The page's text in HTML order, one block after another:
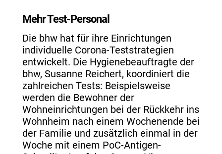
Mehr Test-Personal
Die bhw hat für ihre Einrichtungen
individuelle Corona-Teststrategien
entwickelt. Die Hygienebeauftragte der
bhw, Susanne Reichert, koordiniert die
zahlreichen Tests: Beispielsweise
werden die Bewohner der
Wohneinrichtungen bei der Rückkehr ins
Wohnheim nach einem Wochenende bei
der Familie und zusätzlich einmal in der
Woche mit einem PoC-Antigen-